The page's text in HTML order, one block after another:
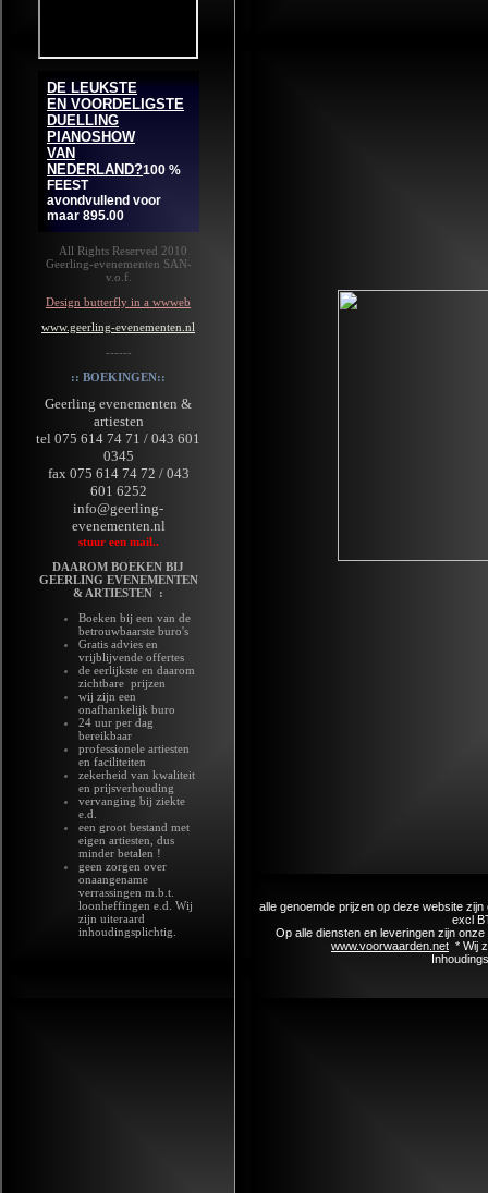
All Rights Reserved 2010
Geerling-evenementen SAN-
v.o.f.
Design butterfly in a wwweb
www.geerling-evenementen.nl
------
:: BOEKINGEN::
Geerling evenementen &
artiesten
tel 075 614 74 71 / 043 601
0345
fax 075 614 74 72 / 043
601 6252
info@geerling-
evenementen.nl
stuur een mail..
DAAROM BOEKEN BIJ
GEERLING EVENEMENTEN
& ARTIESTEN :
Boeken bij een van de
betrouwbaarste buro's
Gratis advies en
vrijblijvende offertes
de eerlijkste en daarom
zichtbare prijzen
wij zijn een
onafhankelijk buro
24 uur per dag
bereikbaar
professionele artiesten
en faciliteiten
zekerheid van kwaliteit
en prijsverhouding
vervanging bij ziekte
e.d.
een groot bestand met
eigen artiesten, dus
minder betalen !
geen zorgen over
onaangename
verrassingen m.b.t.
loonheffingen e.d. Wij
zijn uiteraard
inhoudingsplichtig.
alle genoemde prijzen op deze website
excl
Op alle diensten en leveringen zijn
www.voorwaarden.net * Wij